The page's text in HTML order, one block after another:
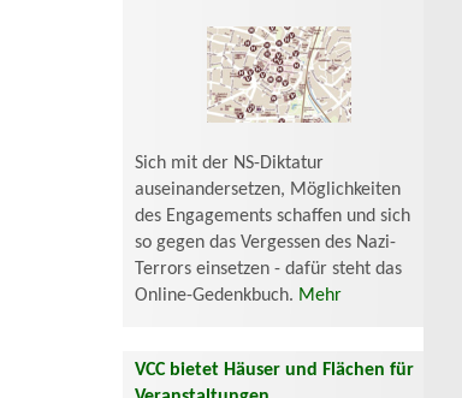
Sich mit der NS-Diktatur
auseinandersetzen, Möglichkeiten
des Engagements schaffen und sich
so gegen das Vergessen des Nazi-
Terrors einsetzen - dafür steht das
Online-Gedenkbuch. Mehr
VCC bietet Häuser und Flächen für